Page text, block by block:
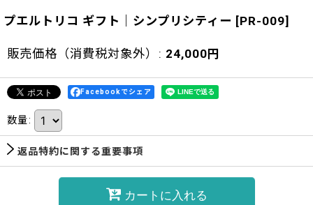
プエルトリコ ギフト｜シンプリシティー [PR-009]
販売価格（消費税対象外） : 24,000 円
Facebookでシェア
数量:
返品特約に関する重要事項
カートに入れる